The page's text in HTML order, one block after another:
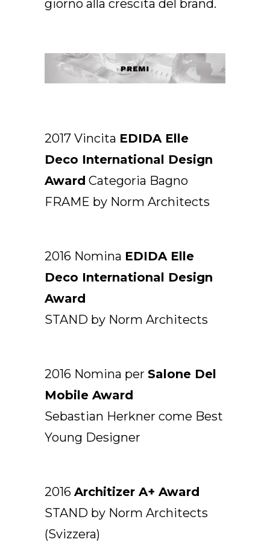
giorno alla crescita del brand.
2017 Vincita EDIDA Elle
Deco International Design
Award Categoria Bagno
FRAME by Norm Architects
2016 Nomina EDIDA Elle
Deco International Design
Award
STAND by Norm Architects
2016 Nomina per Salone Del
Mobile Award
Sebastian Herkner come Best
Young Designer
2016 Architizer A+ Award
STAND by Norm Architects
(Svizzera)